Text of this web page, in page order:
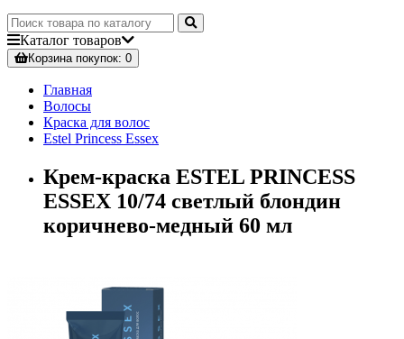
Каталог товаров
Корзинапокупок: 0
Главная
Волосы
Краска для волос
Estel Princess Essex
Крем-краска ESTEL PRINCESS
ESSEX 10/74 светлый блондин
коричнево-медный 60 мл